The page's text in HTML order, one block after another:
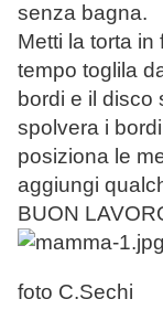
senza bagna.
Metti la torta
tempo toglila
bordi e il disco
spolvera i
posiziona le
aggiungi
BUON
foto C.Sechi